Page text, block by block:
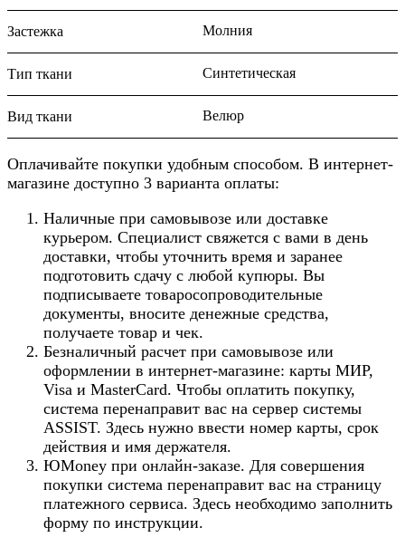
Застежка Молния
Тип ткани Синтетическая
Вид ткани Велюр
Оплачивайте покупки удобным способом. В интернет-
магазине доступно 3 варианта оплаты:
Наличные при самовывозе или доставке
курьером. Специалист свяжется с вами в день
доставки, чтобы уточнить время и заранее
подготовить сдачу с любой купюры. Вы
подписываете товаросопроводительные
документы, вносите денежные средства,
получаете товар и чек.
Безналичный расчет при самовывозе или
оформлении в интернет-магазине: карты МИР,
Visa и MasterCard. Чтобы оплатить покупку,
система перенаправит вас на сервер системы
ASSIST. Здесь нужно ввести номер карты, срок
действия и имя держателя.
ЮMoney при онлайн-заказе. Для совершения
покупки система перенаправит вас на страницу
платежного сервиса. Здесь необходимо заполнить
форму по инструкции.